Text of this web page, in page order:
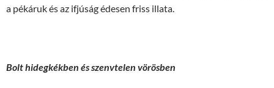
a pékáruk és az ifjúság édesen friss illata.
Bolt hidegkékben és szenvtelen vörösben